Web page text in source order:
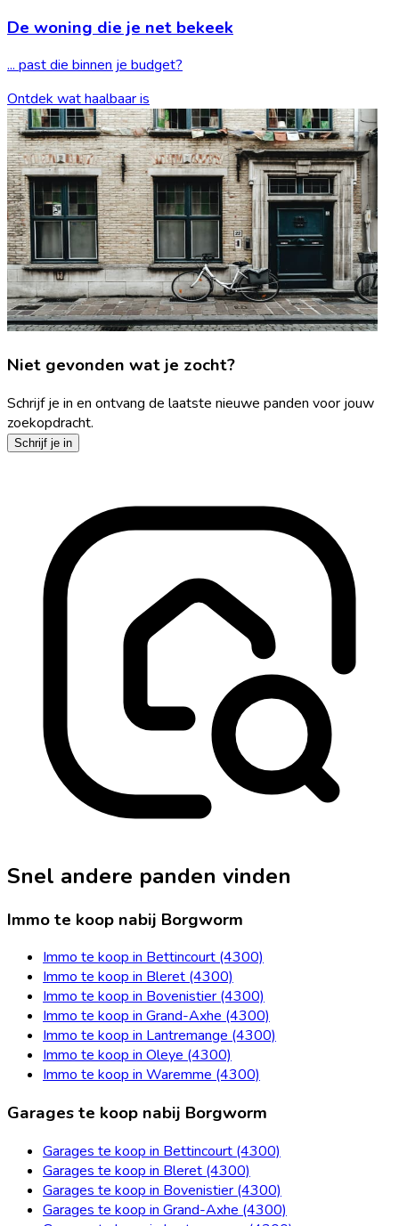
De woning die je net bekeek
... past die binnen je budget?
Ontdek wat haalbaar is
Niet gevonden wat je zocht?
Schrijf je in en ontvang de laatste nieuwe panden voor jouw
zoekopdracht.
Schrijf je in
Snel andere panden vinden
Immo te koop nabij Borgworm
Immo te koop in Bettincourt (4300)
Immo te koop in Bleret (4300)
Immo te koop in Bovenistier (4300)
Immo te koop in Grand-Axhe (4300)
Immo te koop in Lantremange (4300)
Immo te koop in Oleye (4300)
Immo te koop in Waremme (4300)
Garages te koop nabij Borgworm
Garages te koop in Bettincourt (4300)
Garages te koop in Bleret (4300)
Garages te koop in Bovenistier (4300)
Garages te koop in Grand-Axhe (4300)